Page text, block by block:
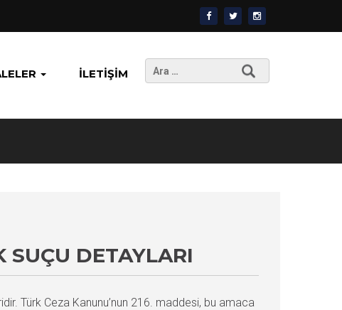
İLETIŞIM
Arama:
DETAYLARI
Türk Ceza Kanunu’nun 216. maddesi, bu amaca